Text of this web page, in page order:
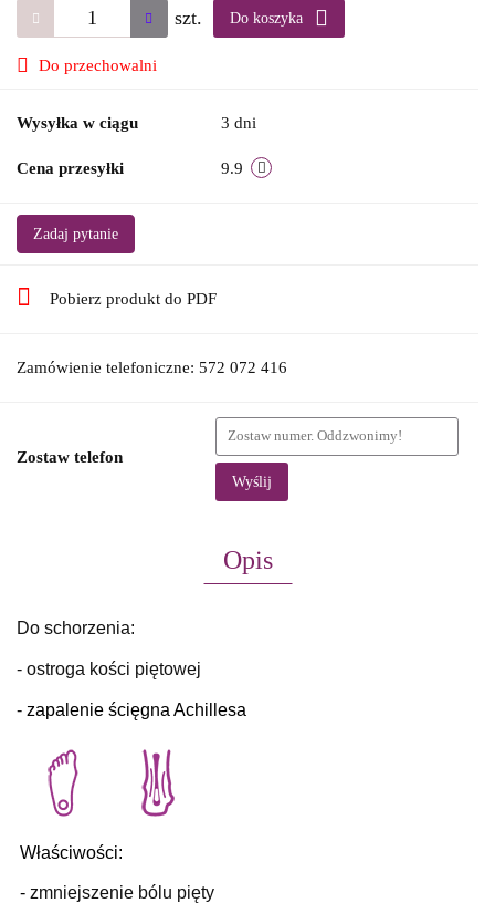
szt. Do koszyka
Do przechowalni
Wysyłka w ciągu 3 dni
Cena przesyłki 9.9
Zadaj pytanie
Pobierz produkt do PDF
Zamówienie telefoniczne: 572 072 416
Zostaw telefon
Wyślij
Opis
Do schorzenia:
- ostroga kości piętowej
- zapalenie ścięgna Achillesa
Właściwości:
-zmniejszenie bólu pięty